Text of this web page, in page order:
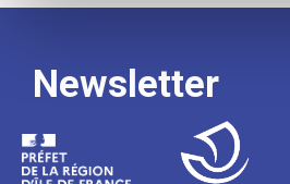
Newsletter